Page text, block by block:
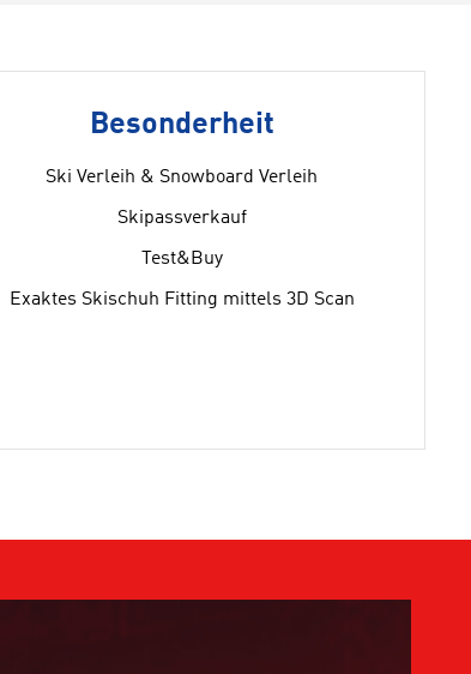
Besonderheit
Ski Verleih & Snowboard Verleih
Skipassverkauf
Test&Buy
Exaktes Skischuh Fitting mittels 3D Scan